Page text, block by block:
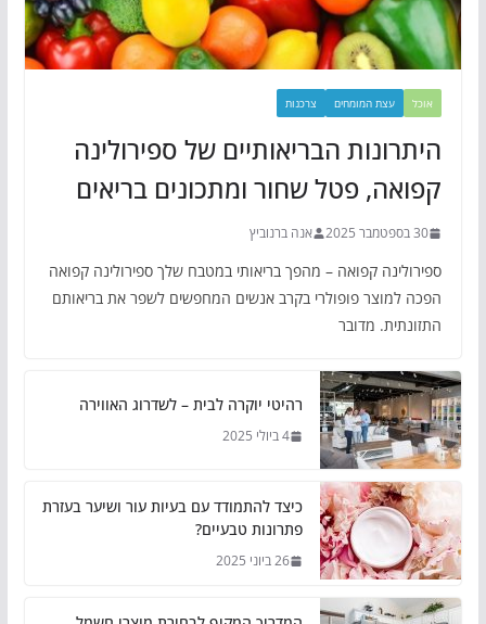
אוכל עצת המומחים צרכנות
היתרונות הבריאותיים של ספירולינה
קפואה, פטל שחור ומתכונים בריאים
30 בספטמבר 2025 אנה ברנוביץ
ספירולינה קפואה – מהפך בריאותי במטבח שלך ספירולינה קפואה
הפכה למוצר פופולרי בקרב אנשים המחפשים לשפר את בריאותם
התזונתית. מדובר
רהיטי יוקרה לבית – לשדרוג האווירה
4 ביולי 2025
כיצד להתמודד עם בעיות עור ושיער בעזרת
פתרונות טבעיים?
26 ביוני 2025